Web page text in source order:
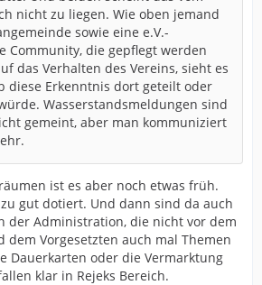
nicht zu liegen. Wie oben jemand
sowie eine e.V.-
Community, die gepflegt werden
das Verhalten des Vereins, sieht es
diese Erkenntnis dort geteilt oder
Wasserstandsmeldungen sind
gemeint, aber man kommuniziert
ist es aber noch etwas früh.
gut dotiert. Und dann sind da auch
der Administration, die nicht vor dem
dem Vorgesetzten auch mal Themen
Dauerkarten oder die Vermarktung
klar in Rejeks Bereich.